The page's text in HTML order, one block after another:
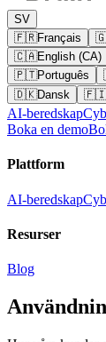
SV
🇫🇷Français
🇨🇦English (CA)
🇵🇹Português
🇩🇰Dansk 🇫🇮
AI-beredskap
Boka en demo
Plattform
AI-beredskap
Resurser
Blog